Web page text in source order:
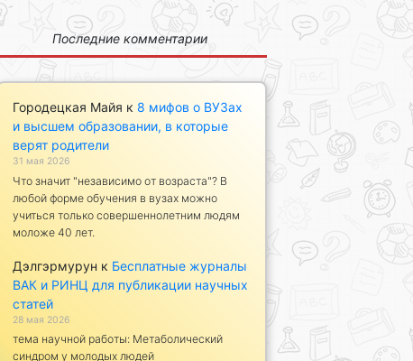
Последние комментарии
Городецкая Майя к 8 мифов о ВУЗах
и высшем образовании, в которые
верят родители
31 мая 2026
Что значит "независимо от возраста"? В
любой форме обучения в вузах можно
учиться только совершеннолетним людям
моложе 40 лет.
Дэлгэрмурун к Бесплатные журналы
ВАК и РИНЦ для публикации научных
статей
28 мая 2026
тема научной работы: Метаболический
синдром у молодых людей